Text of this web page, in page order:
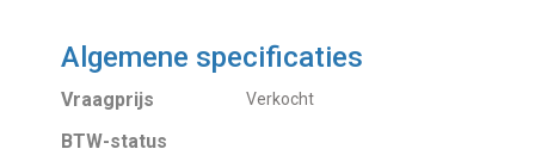
Algemene specificaties
Vraagprijs Verkocht
BTW-status